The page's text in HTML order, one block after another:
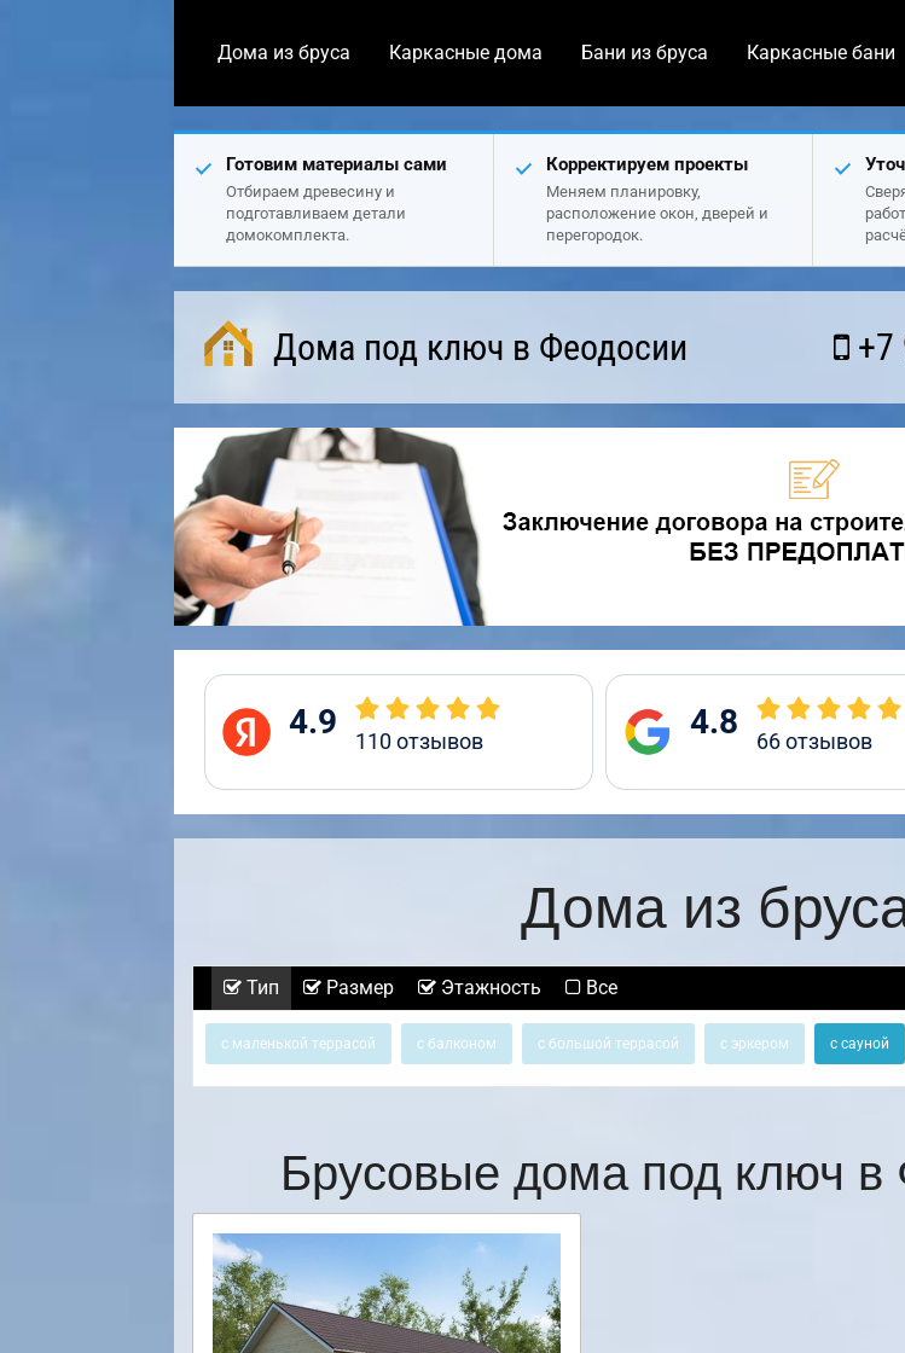
Дома из бруса Каркасные дома Бани из бруса Каркасные бани
Готовим материалы сами
Отбираем древесину и
подготавливаем детали
домокомплекта.
Корректируем проекты
Меняем планировку,
расположение окон, дверей и
перегородок.
Дома под ключ в Феодосии +7
4.9 110отзывов 4.8 66отзывов
Дома из
Тип Размер Этажность Все
с маленькой террасой с балконом с большой террасой с эркером с сауной
Брусовые дома под ключ